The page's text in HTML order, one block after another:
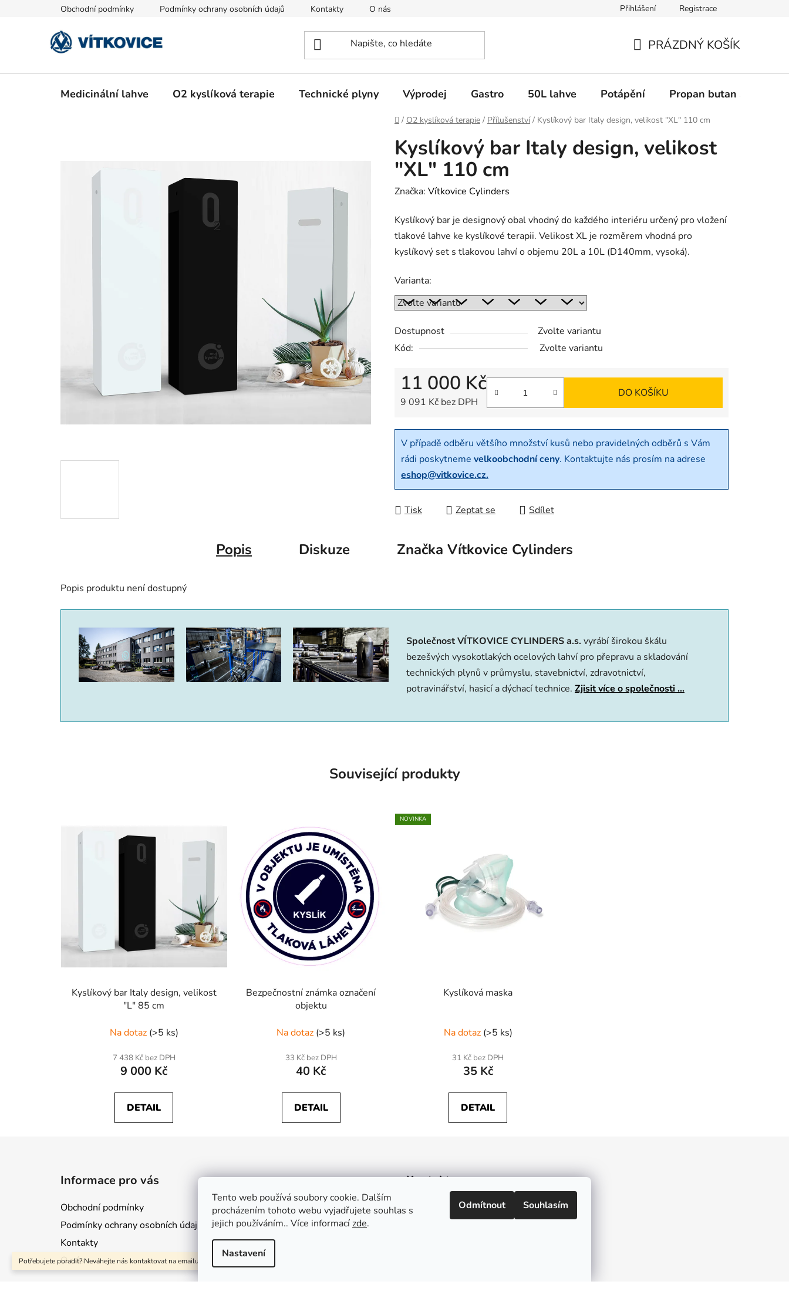
Tento web používá soubory cookie. Dalším
procházením tohoto webu vyjadřujete souhlas s
jejich používáním.. Více informacízde.
Nastavení
Odmítnout Souhlasím
Potřebujete poradit? Neváhejte nás kontaktovat na emailu: eshop@cylinders.cz
Obchodní podmínky Podmínky ochrany osobních údajů Kontakty O nás Přihlášení Registrace
KOŠÍK
PRÁZDNÝ KOŠÍK
Medicinální lahve O2 kyslíková terapie Technické plyny Výprodej Gastro 50L lahve Potápění Propan butan
Domů
/ O2 kyslíková terapie / Přílušenství / Kyslíkový bar Italy design, velikost "XL" 110 cm
Kyslíkový bar Italy design, velikost
"XL" 110 cm
Značka: Vítkovice Cylinders
Kyslíkový bar je designový obal vhodný do každého interiéru určený pro vložení
tlakové lahve ke kyslíkové terapii. Velikost XL je rozměrem vhodná pro
kyslíkový set s tlakovou lahví o objemu 20L a 10L (D140mm, vysoká).
Varianta:
Dostupnost
Zvolte variantu
Kód:
Zvolte variantu
11 000 Kč
9 091 Kč bez DPH
DO KOŠÍKU
V případě odběru většího množství kusů nebo pravidelných odběrů s Vám
rádi poskytneme velkoobchodní ceny. Kontaktujte nás prosím na adrese
eshop@vitkovice.cz.
Tisk Zeptat se Sdílet
Popis Diskuze Značka Vítkovice Cylinders
Popis produktu není dostupný
Společnost VÍTKOVICE CYLINDERS a.s. vyrábí širokou škálu
bezešvých vysokotlakých ocelo­vých lahví pro přepravu a skladování
technic­kých plynů v průmyslu, stavebnictví, zdravotnictví,
potravinářství, hasicí a dýchací technice. Zjisit více o společnosti ...
Související produkty
Kyslíkový bar Italy design, velikost
"L" 85 cm
Na dotaz (>5 ks)
7 438 Kč bez DPH
9 000 Kč
DETAIL
Bezpečnostní známka označení
objektu
Na dotaz (>5 ks)
33 Kč bez DPH
40 Kč
DETAIL
NOVINKA
Kyslíková maska
Na dotaz (>5 ks)
31 Kč bez DPH
35 Kč
DETAIL
Informace pro vás
Obchodní podmínky
Podmínky ochrany osobních údajů
Kontakty
O nás
Kontakt
eshop@vitkovice.cz